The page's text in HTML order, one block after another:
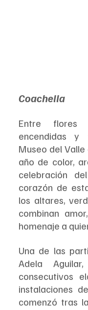
Coachella
Entre flores
encendidas y
Museo del
año de color,
celebración
corazón de
los altares,
combinan
homenaje a
Una de las
Adela
consecutivos
instalaciones
comenzó tras